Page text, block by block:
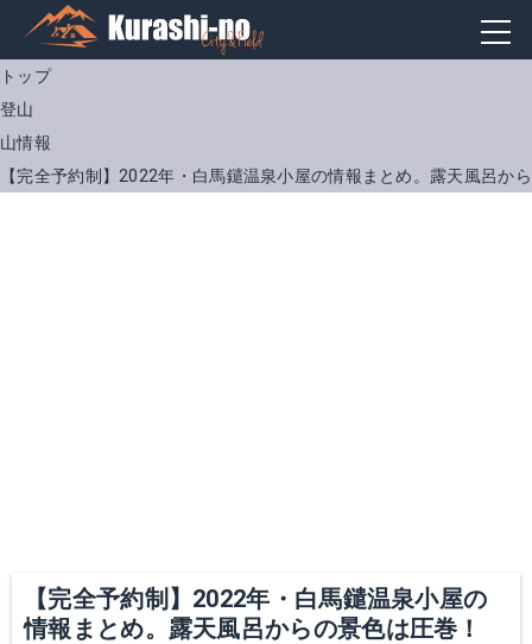
トップ
登山
山情報
【完全予約制】2022年・白馬鑓温泉小屋の情報まとめ。露天風呂か
【完全予約制】2022年・白馬鑓温泉小屋の
情報まとめ。露天風呂からの景色は圧巻！